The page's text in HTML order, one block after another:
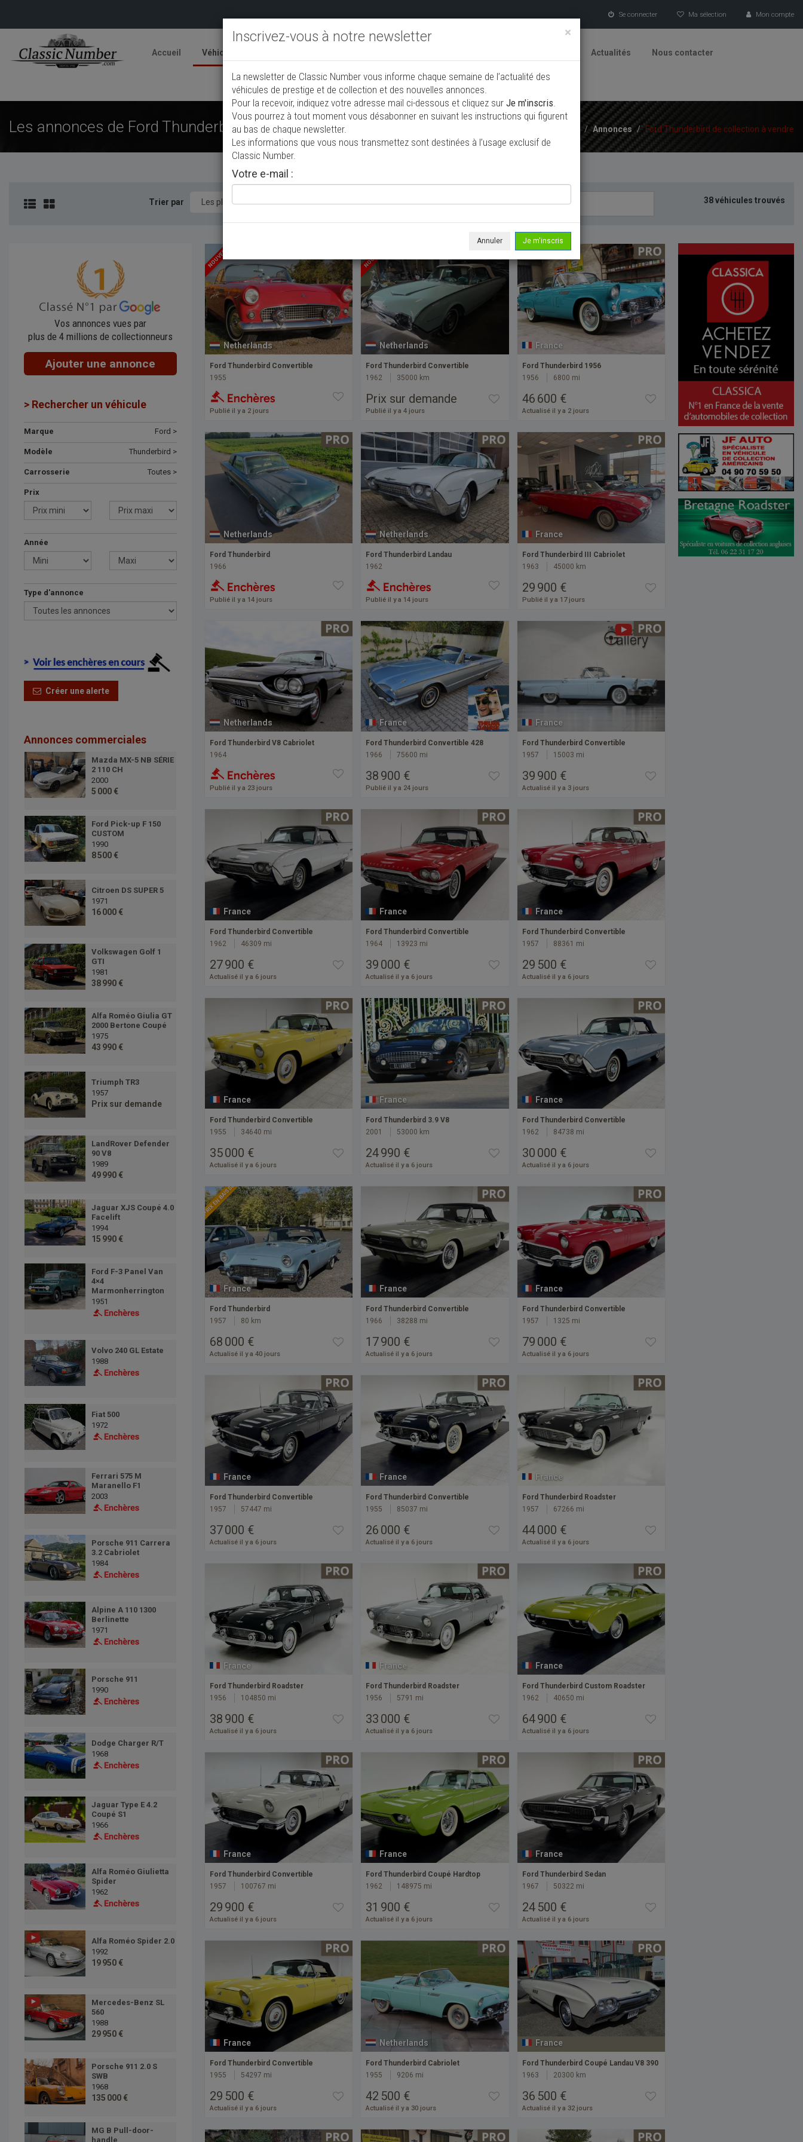
Se connecter Ma sélection Mon compte
Accueil Véhicules Actualités Nous contacter
Ajouter une annonce
Les annonces de Ford Thunderbird de collection à vendre / Annonces / Ford Thunderbird de collection à vendre
Trier par 38 véhicules trouvés
Vos annonces vues par
plus de 4 millions de collectionneurs
Ajouter une annonce
> Rechercher un véhicule
Marque Ford >
Modèle Thunderbird >
Carrosserie Toutes >
Prix
Année
Type d'annonce
Créer une alerte
Annonces commerciales
Mazda MX-5 NB SÉRIE
2 110 CH
2000
5 000 €
Ford Pick-up F 150
CUSTOM
1990
8 500 €
Citroen DS SUPER 5
1971
16 000 €
Volkswagen Golf 1
GTI
1981
38 990 €
Alfa Roméo Giulia GT
2000 Bertone Coupé
1975
43 990 €
Triumph TR3
1957
Prix sur demande
LandRover Defender
90 V8
1989
49 990 €
Jaguar XJS Coupé 4.0
Facelift
1994
15 990 €
Ford F-3 Panel Van
4×4
Marmonherrington
1951
Volvo 240 GL Estate
1988
Fiat 500
1972
Ferrari 575 M
Maranello F1
2003
Porsche 911 Carrera
3.2 Cabriolet
1984
Alpine A 110 1300
Berlinette
1971
Porsche 911
1990
Dodge Charger R/T
1968
Jaguar Type E 4.2
Coupé S1
1966
Alfa Roméo Giulietta
Spider
1962
Alfa Roméo Spider 2.0
1992
19 950 €
Mercedes-Benz SL
560
1988
29 950 €
Porsche 911 2.0 S
SWB
1968
135 000 €
MG B Pull-door-
handle
NOUVEAU
Netherlands
Ford Thunderbird Convertible
1955
Publié il y a 2 jours
NOUVEAU
Netherlands
Ford Thunderbird Convertible
1962
35000 km
Prix sur demande
Publié il y a 4 jours
France
Ford Thunderbird 1956
1956
6800 mi
46 600 €
Actualisé il y a 2 jours
Netherlands
Ford Thunderbird
1966
Publié il y a 14 jours
Netherlands
Ford Thunderbird Landau
1962
Publié il y a 14 jours
France
Ford Thunderbird III Cabriolet
1963
45000 km
29 900 €
Publié il y a 17 jours
Netherlands
Ford Thunderbird V8 Cabriolet
1964
Publié il y a 23 jours
France
Ford Thunderbird Convertible 428
1966
75600 mi
38 900 €
Publié il y a 24 jours
France
Ford Thunderbird Convertible
1957
15003 mi
39 900 €
Actualisé il y a 3 jours
France
Ford Thunderbird Convertible
1962
46309 mi
27 900 €
Actualisé il y a 6 jours
France
Ford Thunderbird Convertible
1964
13923 mi
39 000 €
Actualisé il y a 6 jours
France
Ford Thunderbird Convertible
1957
88361 mi
29 500 €
Actualisé il y a 6 jours
France
Ford Thunderbird Convertible
1955
34640 mi
35 000 €
Actualisé il y a 6 jours
France
Ford Thunderbird 3.9 V8
2001
53000 km
24 990 €
Actualisé il y a 6 jours
France
Ford Thunderbird Convertible
1962
84738 mi
30 000 €
Actualisé il y a 6 jours
PRIX EN BAISSE
France
Ford Thunderbird
1957
80 km
68 000 €
Actualisé il y a 40 jours
France
Ford Thunderbird Convertible
1966
38288 mi
17 900 €
Actualisé il y a 6 jours
France
Ford Thunderbird Convertible
1957
1325 mi
79 000 €
Actualisé il y a 6 jours
France
Ford Thunderbird Convertible
1957
57447 mi
37 000 €
Actualisé il y a 6 jours
France
Ford Thunderbird Convertible
1955
85037 mi
26 000 €
Actualisé il y a 6 jours
France
Ford Thunderbird Roadster
1957
67266 mi
44 000 €
Actualisé il y a 6 jours
France
Ford Thunderbird Roadster
1956
104850 mi
38 900 €
Actualisé il y a 6 jours
France
Ford Thunderbird Roadster
1956
5791 mi
33 000 €
Actualisé il y a 6 jours
France
Ford Thunderbird Custom Roadster
1962
40650 mi
64 900 €
Actualisé il y a 6 jours
France
Ford Thunderbird Convertible
1957
100767 mi
29 900 €
Actualisé il y a 6 jours
France
Ford Thunderbird Coupé Hardtop
1962
148975 mi
31 900 €
Actualisé il y a 6 jours
France
Ford Thunderbird Sedan
1967
50322 mi
24 500 €
Actualisé il y a 6 jours
France
Ford Thunderbird Convertible
1955
54297 mi
29 500 €
Actualisé il y a 6 jours
Netherlands
Ford Thunderbird Cabriolet
1955
9206 mi
42 500 €
Actualisé il y a 30 jours
France
Ford Thunderbird Coupé Landau V8 390
1963
20300 km
36 500 €
Actualisé il y a 32 jours
×
Inscrivez-vous à notre newsletter
La newsletter de Classic Number vous informe chaque semaine de l’actualité des
véhicules de prestige et de collection et des nouvelles annonces.
Pour la recevoir, indiquez votre adresse mail ci-dessous et cliquez sur Je m'inscris.
Vous pourrez à tout moment vous désabonner en suivant les instructions qui figurent
au bas de chaque newsletter.
Les informations que vous nous transmettez sont destinées à l’usage exclusif de
Classic Number.
Votre e-mail :
Annuler Je m'inscris